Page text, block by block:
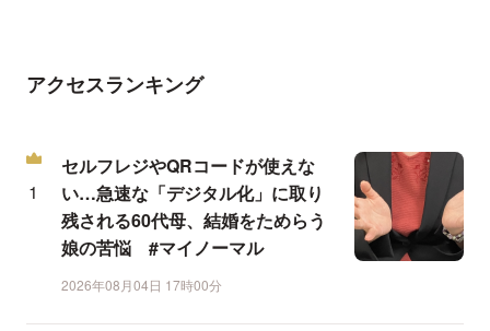
アクセスランキング
セルフレジやQRコードが使えな
い…急速な「デジタル化」に取り
残される60代母、結婚をためらう
娘の苦悩 #マイノーマル
2026年08月04日 17時00分